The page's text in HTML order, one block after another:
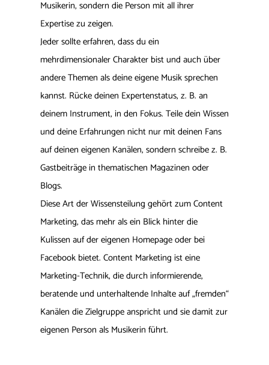
Musikerin, sondern die Person mit all ihrer
Expertise zu zeigen.
Jeder sollte erfahren, dass du ein
mehrdimensionaler Charakter bist und auch über
andere Themen als deine eigene Musik sprechen
kannst. Rücke deinen Expertenstatus, z. B. an
deinem Instrument, in den Fokus. Teile dein Wissen
und deine Erfahrungen nicht nur mit deinen Fans
auf deinen eigenen Kanälen, sondern schreibe z. B.
Gastbeiträge in thematischen Magazinen oder
Blogs.
Diese Art der Wissensteilung gehört zum Content
Marketing, das mehr als ein Blick hinter die
Kulissen auf der eigenen Homepage oder bei
Facebook bietet. Content Marketing ist eine
Marketing-Technik, die durch informierende,
beratende und unterhaltende Inhalte auf „fremden“
Kanälen die Zielgruppe anspricht und sie damit zur
eigenen Person als Musikerin führt.